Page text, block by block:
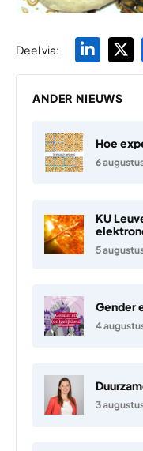
Deel via:
ANDER NIEUWS
Hoe
6
KU
5
Gender
4
3